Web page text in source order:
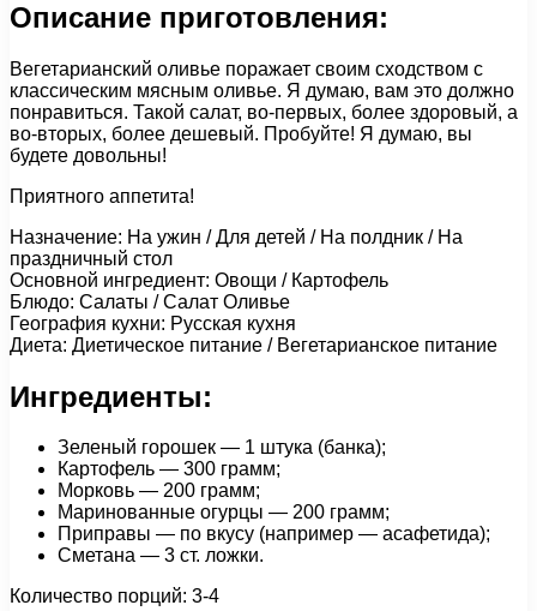
Описание приготовления:
Вегетарианский оливье поражает своим сходством с
классическим мясным оливье. Я думаю, вам это должно
понравиться. Такой салат, во-первых, более здоровый, а
во-вторых, более дешевый. Пробуйте! Я думаю, вы
будете довольны!
Приятного аппетита!
Назначение: На ужин / Для детей / На полдник / На
праздничный стол
Основной ингредиент: Овощи / Картофель
Блюдо: Салаты / Салат Оливье
География кухни: Русская кухня
Диета: Диетическое питание / Вегетарианское питание
Ингредиенты:
Зеленый горошек — 1 штука (банка);
Картофель — 300 грамм;
Морковь — 200 грамм;
Маринованные огурцы — 200 грамм;
Приправы — по вкусу (например — асафетида);
Сметана — 3 ст. ложки.
Количество порций: 3-4